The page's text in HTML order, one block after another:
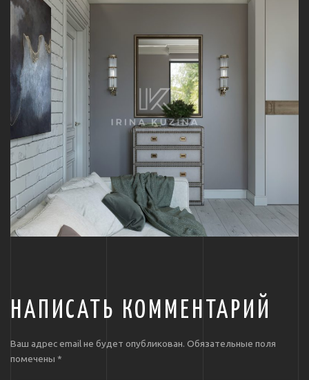
НАПИСАТЬ КОММЕНТАРИЙ
Ваш адрес email не будет опубликован. Обязательные поля
помечены *